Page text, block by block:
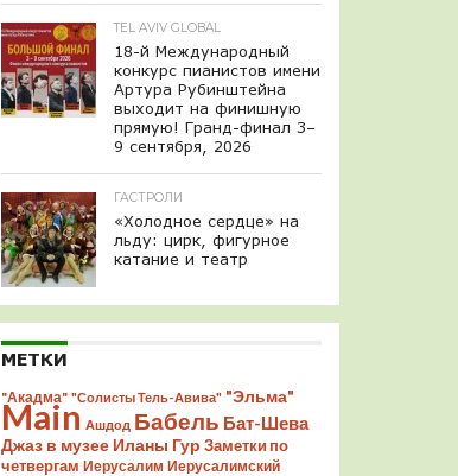
TEL AVIV GLOBAL
18-й Международный
конкурс пианистов имени
Артура Рубинштейна
выходит на финишную
прямую! Гранд-финал 3–
9 сентября, 2026
ГАСТРОЛИ
«Холодное сердце» на
льду: цирк, фигурное
катание и театр
МЕТКИ
"Акадма" "Солисты Тель-Авива" "Эльма"
Main Ашдод Бабель Бат-Шева
Джаз в музее Иланы Гур Заметки по
четвергам Иерусалим Иерусалимский